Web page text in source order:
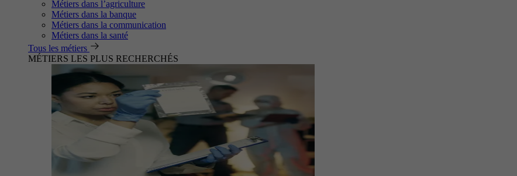
Métiers dans l’agriculture
Métiers dans la banque
Métiers dans la communication
Métiers dans la santé
Tous les métiers
MÉTIERS LES PLUS RECHERCHÉS